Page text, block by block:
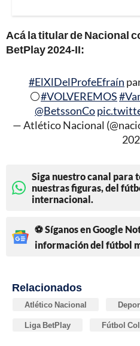
Acá la titular de Nacional
BetPlay 2024-II:
#ElXlDelProfeEfraín
⚪️#VOLVEREMOS
@BetssonCo
— Atlético Nacional
Siga nuestro canal para
nuestras figuras, del
internacional.
⚽ Síganos en Google
información del fútbol
Relacionados
Atlético Nacional
Liga BetPlay Fútbol